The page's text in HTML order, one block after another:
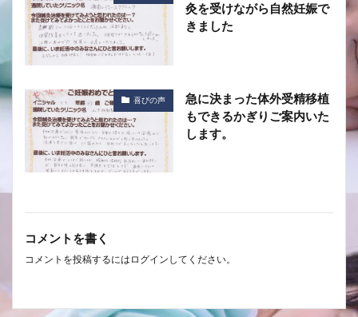
灸を受けながら自然妊娠で
きました
喜びの声
急に決まった体外受精移植
もできるかぎりご案内いた
します。
コメントを書く
コメントを投稿するには ログイン してください。